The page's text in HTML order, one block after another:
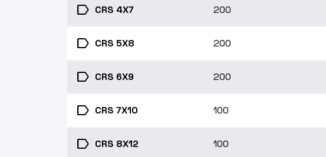
label CRS 4X7 200
label CRS 5X8 200
label CRS 6X9 200
label CRS 7X10 100
label CRS 8X12 100